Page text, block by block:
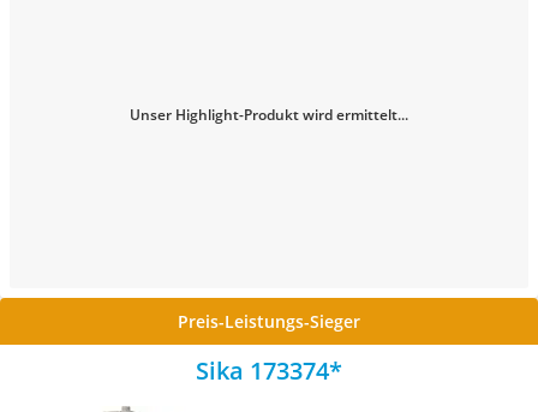
Unser Highlight-Produkt wird ermittelt...
Preis-Leistungs-Sieger
Sika 173374